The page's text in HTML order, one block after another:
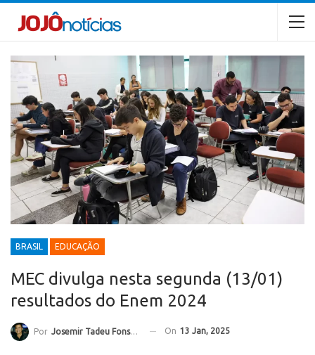
BRASIL EDUCAÇÃO
MEC divulga nesta segunda (13/01)
resultados do Enem 2024
Por Josemir Tadeu Fonseca On 13 Jan, 2025